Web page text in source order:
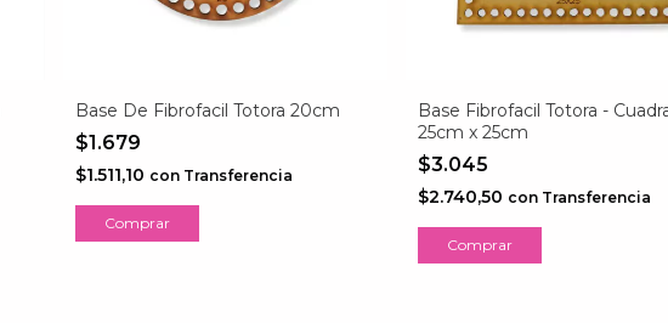
Base De Fibrofacil Totora 20cm
$1.679
$1.511,10 con Transferencia
Base Fibrofacil Totora -
25cm x 25cm
$3.045
$2.740,50 con Transferencia